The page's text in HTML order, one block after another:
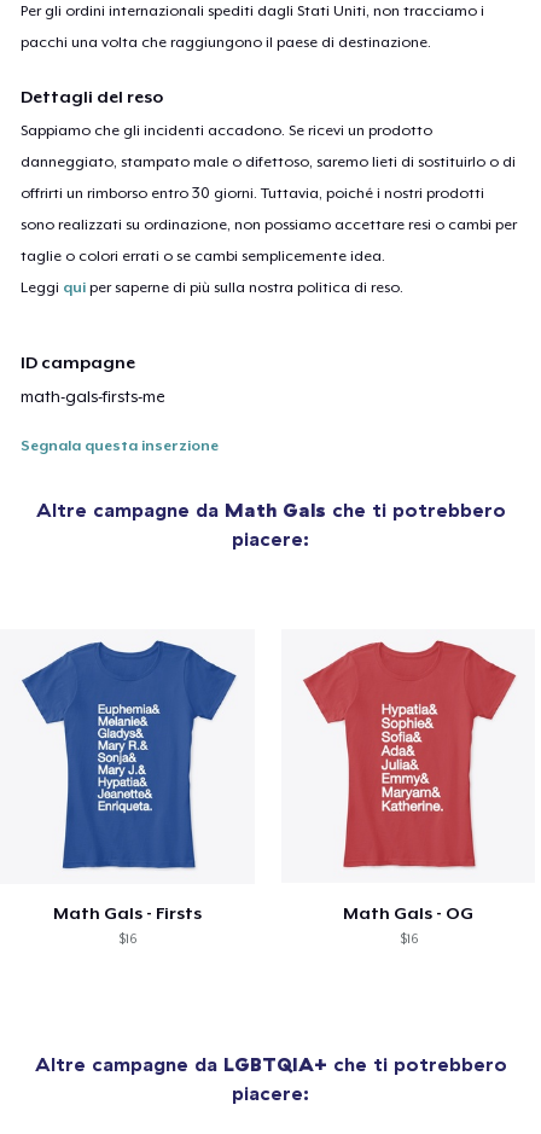
Per gli ordini internazionali spediti dagli Stati Uniti, non tracciamo i
pacchi una volta che raggiungono il paese di destinazione.
Dettagli del reso
Sappiamo che gli incidenti accadono. Se ricevi un prodotto
danneggiato, stampato male o difettoso, saremo lieti di sostituirlo o di
offrirti un rimborso entro 30 giorni. Tuttavia, poiché i nostri prodotti
sono realizzati su ordinazione, non possiamo accettare resi o cambi per
taglie o colori errati o se cambi semplicemente idea.
Leggi qui per saperne di più sulla nostra politica di reso.
ID campagne
math-gals-firsts-me
Segnala questa inserzione
Altre campagne da Math Gals che ti potrebbero
piacere:
Math Gals - Firsts
$16
Math Gals - OG
$16
Altre campagne da LGBTQIA+ che ti potrebbero
piacere: